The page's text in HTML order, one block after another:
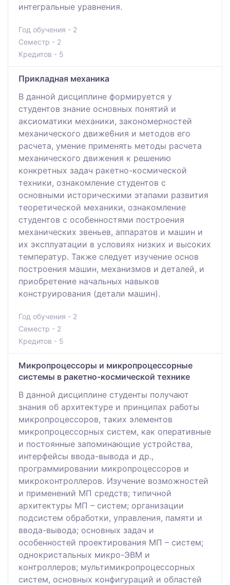
интегральные уравнения.
Год обучения - 2
Семестр - 2
Кредитов - 5
Прикладная механика
В данной дисциплине формируется у
студентов знание основных понятий и
аксиоматики механики, закономерностей
механического движе6ния и методов его
расчета, умение применять методы расчета
механического движения к решению
конкретных задач ракетно-космической
техники, ознакомление студентов с
основными историческими этапами развития
теоретической механики, ознакомление
студентов с особенностями построения
механических звеньев, аппаратов и машин и
их эксплуатации в условиях низких и высоких
температур. Также следует изучение основ
построения машин, механизмов и деталей, и
приобретение начальных навыков
конструирования (детали машин).
Год обучения - 2
Семестр - 2
Кредитов - 5
Микропроцессоры и микропроцессорные
системы в ракетно-космической технике
В данной дисциплине студенты получают
знания об архитектуре и принципах работы
микропроцессоров, таких элементов
микропроцессорных систем, как оперативные
и постоянные запоминающие устройства,
интерфейсы ввода-вывода и др.,
программировании микропроцессоров и
микроконтроллеров. Изучение возможностей
и применений МП средств; типичной
архитектуры МП – систем; организации
подсистем обработки, управления, памяти и
ввода-вывода; основных задач и
особенностей проектирования МП – систем;
однокристальных микро-ЭВМ и
контроллеров; мультимикропроцессорных
систем, основных конфигураций и областей